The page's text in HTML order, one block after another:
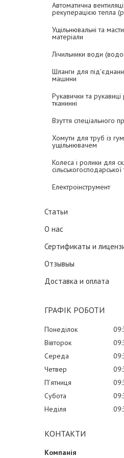
Автоматична
рекуперацією тепла
Ущільнювальні та
матеріали
Лічильники води
Шланги для
машини
Рукавички та рукавиці
тканинні
Взуття спеціального
Хомути для труб із
ущільнювачем
Колеса і ролики для
сільськогосподарської
Електроінструмент
Статьи
О нас
Сертификаты и
Отзывыы
Доставка и оплата
ГРАФІК РОБОТИ
Понеділок
Вівторок
Середа
Четвер
Пʼятниця
Субота
Неділя
КОНТАКТИ